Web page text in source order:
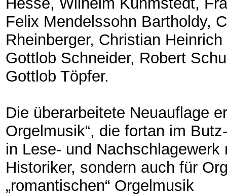
Felix Mendelssohn Bartholdy,
Rheinberger, Christian
Gottlob Schneider, Robert
Gottlob Töpfer.
Die überarbeitete Neuauflage
Orgelmusik“, die fortan im
in Lese- und
Historiker, sondern auch für
„romantischen“ Orgelmusik